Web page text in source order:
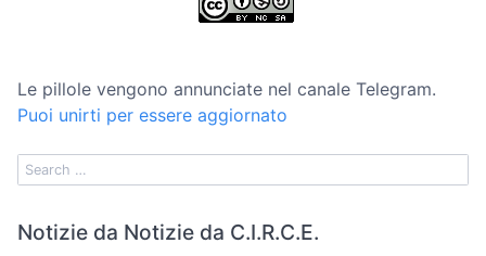
Le pillole vengono annunciate nel canale Telegram.
Puoi unirti per essere aggiornato
Notizie da Notizie da C.I.R.C.E.